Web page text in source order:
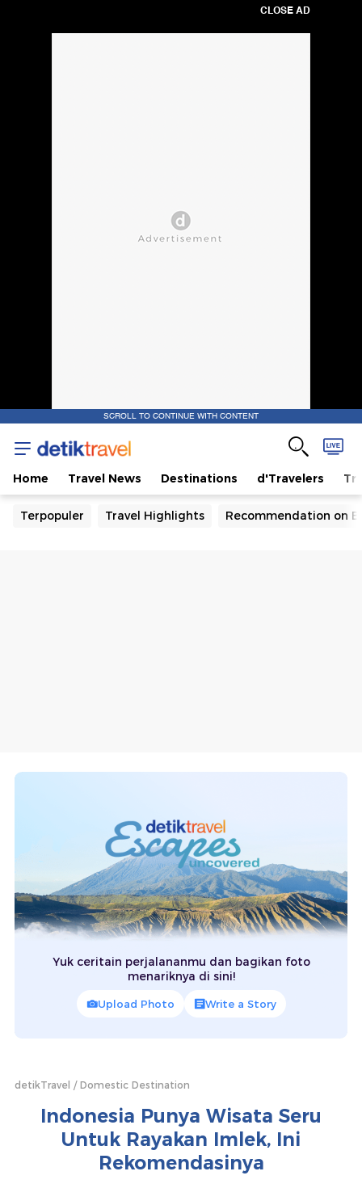
CLOSE AD
SCROLL TO CONTINUE WITH CONTENT
Home Travel News Destinations d'Travelers
Terpopuler Travel Highlights Recommendation on
Yuk ceritain perjalananmu dan bagikan foto
menariknya di sini!
Upload Photo Write a Story
detikTravel Domestic Destination
Indonesia Punya Wisata Seru
Untuk Rayakan Imlek, Ini
Rekomendasinya